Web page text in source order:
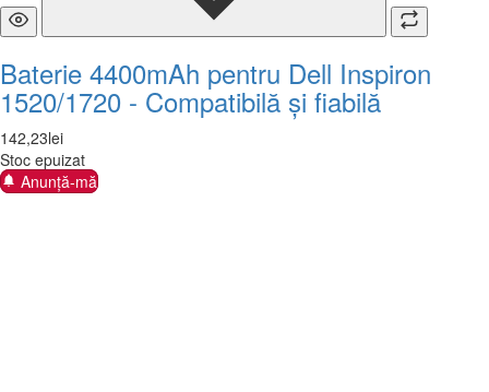
Baterie 4400mAh pentru Dell Inspiron
1520/1720 - Compatibilă și fiabilă
142,23lei
Stoc epuizat
Anunță-mă